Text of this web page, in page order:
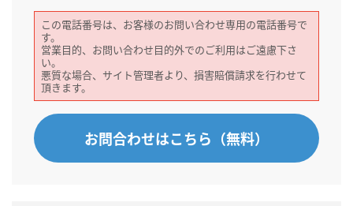
この電話番号は、お客様のお問い合わせ専用の電話番号で
す。
営業目的、お問い合わせ目的外でのご利用はご遠慮下さ
い。
悪質な場合、サイト管理者より、損害賠償請求を行わせて
頂きます。
お問合わせはこちら（無料）